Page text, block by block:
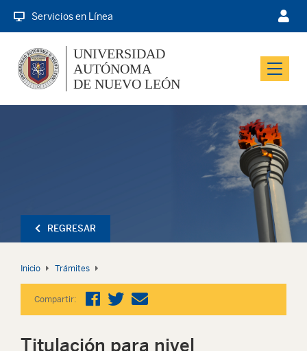
Servicios en Línea
Menu
UNIVERSIDAD
AUTÓNOMA
DE NUEVO LEÓN
REGRESAR
Inicio Trámites
Compartir:
Titulación para nivel